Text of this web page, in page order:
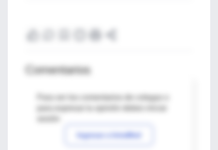
Comentarios
Para ver los comentarios de colegas o
Ingresar a IntraMed